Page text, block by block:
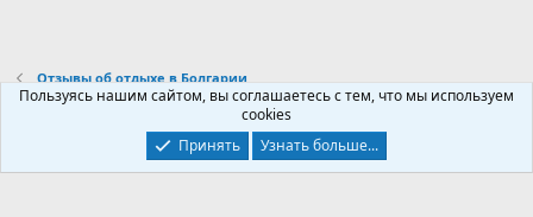
Отзывы об отдыхе в Болгарии
Условия и правила
Политика конфиденциальности
Главная
R
Пользуясь нашим сайтом, вы соглашаетесь с тем, что мы используем
cookies
Принять
Узнать больше...